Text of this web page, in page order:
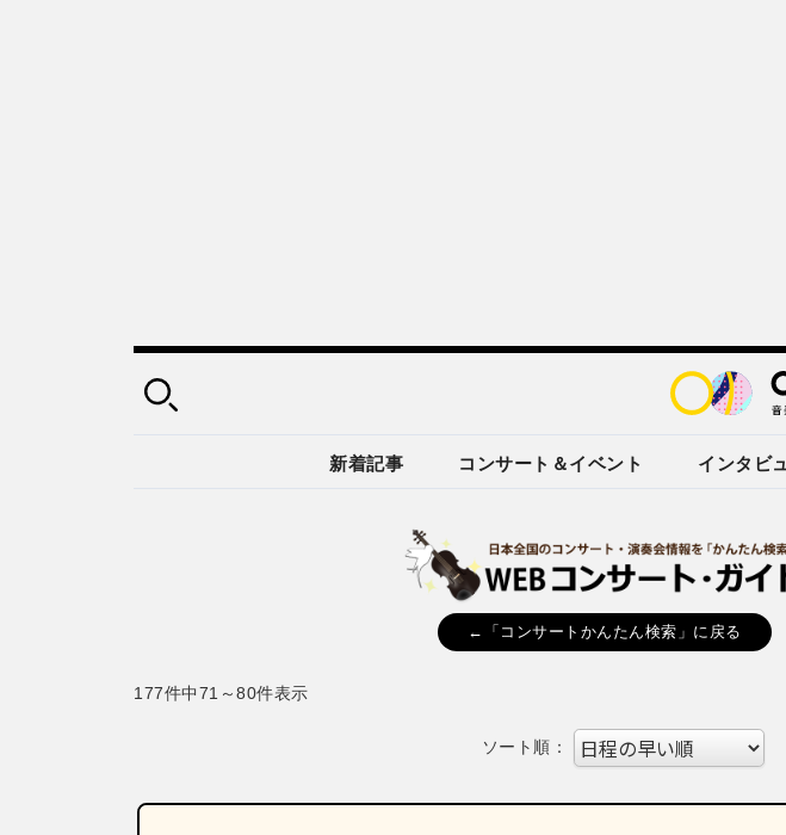
新着記事 コンサート＆イベント インタビ
←「コンサートかんたん検索」に戻る
177件中71～80件表示
ソート順：